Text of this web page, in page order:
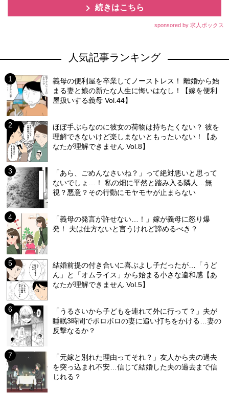
続きはこちら
sponsored by 求人ボックス
人気記事ランキング
義母の便利屋を卒業してノーストレス！ 離婚から始
まる妻と娘の新たな人生に悔いはなし！【嫁を便利
屋扱いする義母 Vol.44】
ほぼ手ぶらなのに彼女の荷物は持ちたくない？ 彼を
理解できないけど楽しまないともったいない！【あ
なたが理解できません Vol.8】
「あら、ごめんなさいね？」って絶対悪いと思って
ないでしょ…！ 私の畑に平然と踏み入る隣人…無
視？悪意？その行動にモヤモヤが止まらない
「義母の発言が許せない…！」嫁が義母に怒り爆
発！ 夫は仕方ないと言うけれど諦めるべき？
結婚前提の付き合いに喜ぶよし子だったが…「うど
ん」と「オムライス」から始まる小さな違和感【あ
なたが理解できません Vol.5】
「うるさいから子どもを連れて外に行って？」夫が
睡眠3時間でボロボロの妻に追い打ちをかける…妻の
反撃なるか？
「元嫁と別れた理由ってそれ？」友人から夫の過去
を突っ込まれ不安…信じて結婚した夫の過去まで信
じれる？